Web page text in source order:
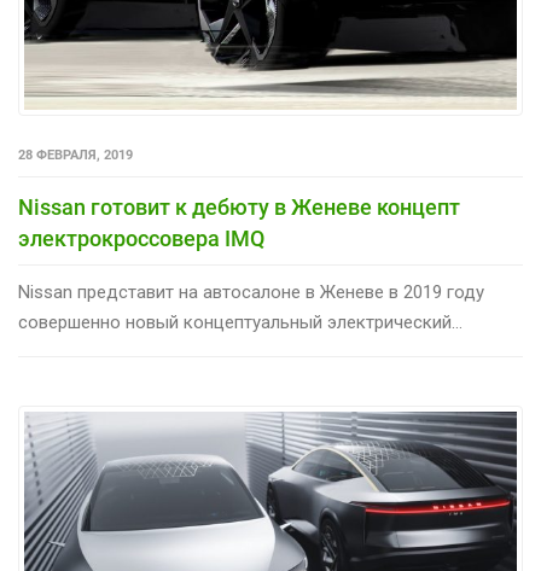
28 ФЕВРАЛЯ, 2019
Nissan готовит к дебюту в Женеве концепт
электрокроссовера IMQ
Nissan представит на автосалоне в Женеве в 2019 году
совершенно новый концептуальный электрический...